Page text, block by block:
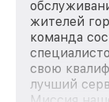
жителей
команда
свою
лучший